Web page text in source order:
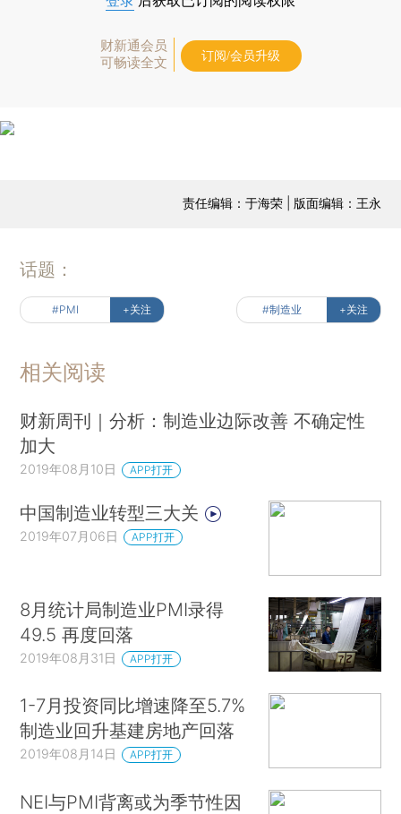
财新通会员
可畅读全文
订阅/会员升级
责任编辑：于海荣 | 版面编辑：王永
话题：
#PMI +关注 #制造业 +关注
相关阅读
财新周刊｜分析：制造业边际改善 不确定性
加大
2019年08月10日 APP打开
中国制造业转型三大关
2019年07月06日 APP打开
8月统计局制造业PMI录得
49.5 再度回落
2019年08月31日 APP打开
1-7月投资同比增速降至5.7%
制造业回升基建房地产回落
2019年08月14日 APP打开
NEI与PMI背离或为季节性因